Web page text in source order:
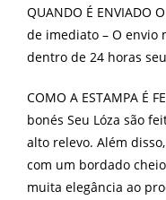
QUANDO É ENVIADO
de imediato – O envio
dentro de 24 horas
COMO A ESTAMPA É
bonés Seu Lóza são
alto relevo. Além
com um bordado
muita elegância ao